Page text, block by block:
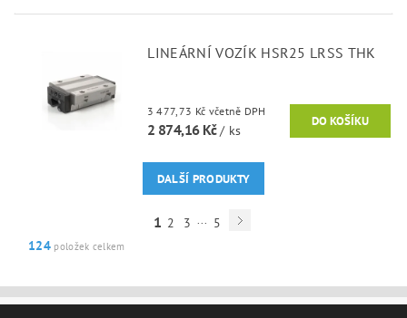
LINEÁRNÍ VOZÍK HSR25 LRSS THK
3 477,73 Kč včetně DPH
2 874,16 Kč/ ks
DALŠÍ PRODUKTY
1 2 3 ... 5
124položek celkem